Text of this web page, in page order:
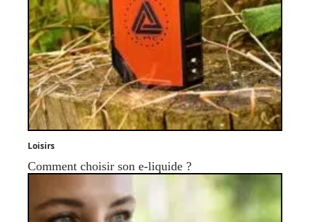
Loisirs
Comment choisir son e-liquide ?